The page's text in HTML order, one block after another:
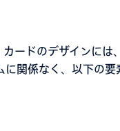
ードのデザインには
関係なく、以下の要